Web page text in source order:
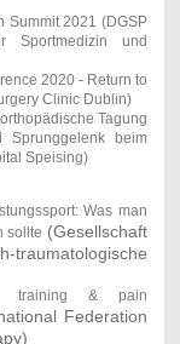
Summit 2021 (DGSP
Sportmedizin und
2020 - Return to
Clinic Dublin)
Tagung
beim
Speising)
Was man
sollte (Gesellschaft
training & pain
Federation